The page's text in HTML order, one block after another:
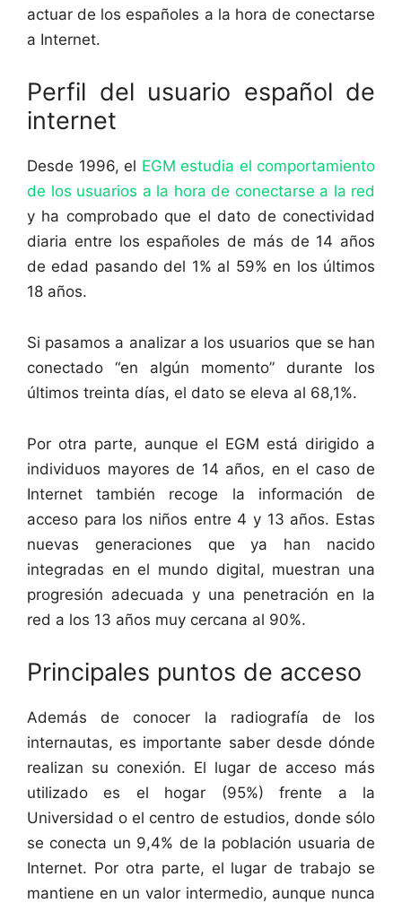
actuar de los españoles a la hora de conectarse
a Internet.
Perfil del usuario español de
internet
Desde 1996, el EGM estudia el comportamiento
de los usuarios a la hora de conectarse a la red
y ha comprobado que el dato de conectividad
diaria entre los españoles de más de 14 años
de edad pasando del 1% al 59% en los últimos
18 años.
Si pasamos a analizar a los usuarios que se han
conectado “en algún momento” durante los
últimos treinta días, el dato se eleva al 68,1%.
Por otra parte, aunque el EGM está dirigido a
individuos mayores de 14 años, en el caso de
Internet también recoge la información de
acceso para los niños entre 4 y 13 años. Estas
nuevas generaciones que ya han nacido
integradas en el mundo digital, muestran una
progresión adecuada y una penetración en la
red a los 13 años muy cercana al 90%.
Principales puntos de acceso
Además de conocer la radiografía de los
internautas, es importante saber desde dónde
realizan su conexión. El lugar de acceso más
utilizado es el hogar (95%) frente a la
Universidad o el centro de estudios, donde sólo
se conecta un 9,4% de la población usuaria de
Internet. Por otra parte, el lugar de trabajo se
mantiene en un valor intermedio, aunque nunca